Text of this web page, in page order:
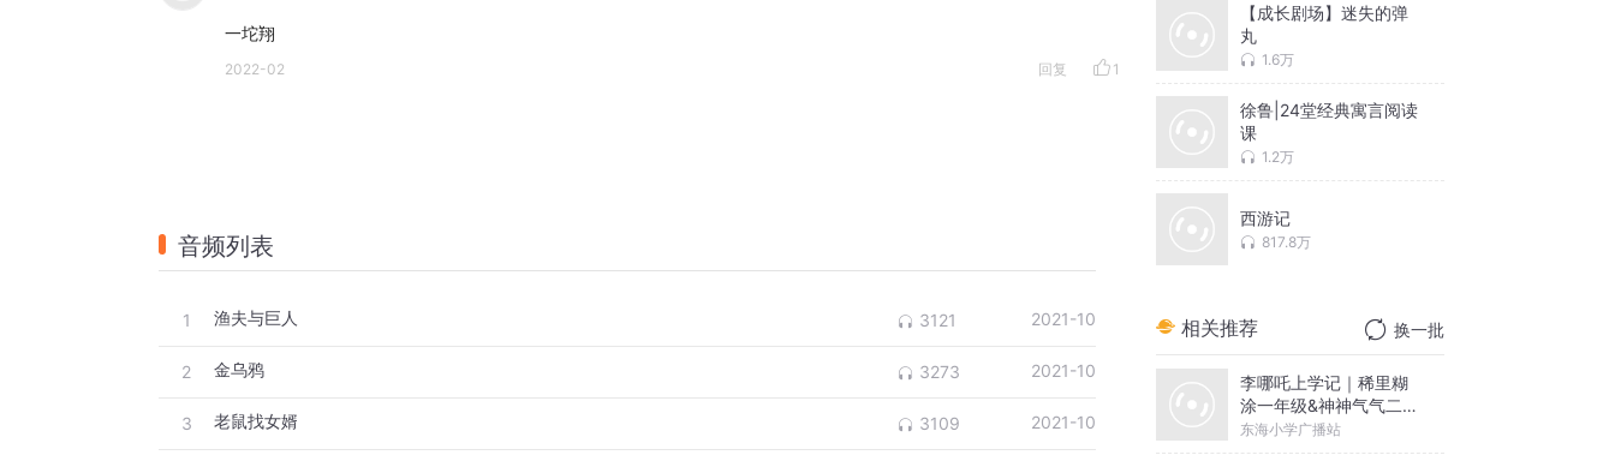
一坨翔
2022-02 回复 1
音频列表
1 渔夫与巨人 3121 2021-10
2 金乌鸦 3273 2021-10
3 老鼠找女婿 3109 2021-10
【成长剧场】迷失的弹
丸
1.6万
徐鲁|24堂经典寓言阅读
课
1.2万
西游记
817.8万
相关推荐 换一批
李哪吒上学记｜稀里糊
涂一年级&神神气气二年
级
东海小学广播站